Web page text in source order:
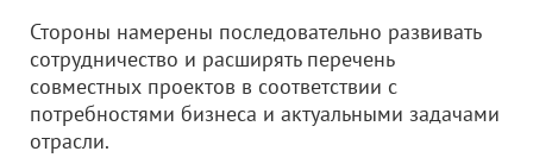
Стороны намерены последовательно развивать
сотрудничество и расширять перечень
совместных проектов в соответствии с
потребностями бизнеса и актуальными задачами
отрасли.